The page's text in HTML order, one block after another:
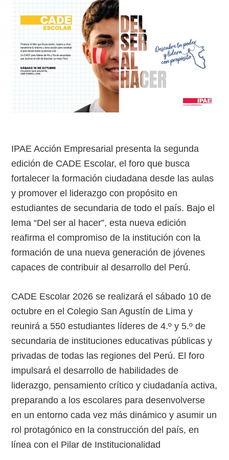
IPAE Acción Empresarial presenta la segunda
edición de CADE Escolar, el foro que busca
fortalecer la formación ciudadana desde las aulas
y promover el liderazgo con propósito en
estudiantes de secundaria de todo el país. Bajo el
lema “Del ser al hacer”, esta nueva edición
reafirma el compromiso de la institución con la
formación de una nueva generación de jóvenes
capaces de contribuir al desarrollo del Perú.
CADE Escolar 2026 se realizará el sábado 10 de
octubre en el Colegio San Agustín de Lima y
reunirá a 550 estudiantes líderes de 4.º y 5.º de
secundaria de instituciones educativas públicas y
privadas de todas las regiones del Perú. El foro
impulsará el desarrollo de habilidades de
liderazgo, pensamiento crítico y ciudadanía activa,
preparando a los escolares para desenvolverse
en un entorno cada vez más dinámico y asumir un
rol protagónico en la construcción del país, en
línea con el Pilar de Institucionalidad